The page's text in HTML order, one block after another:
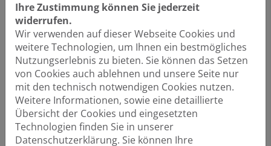
Qualität vom Fachmann
Wir verbauen ausschließlich Markenprodukte
führender Hersteller. Sie profitieren von
umfassenden Service- und Garantieleistungen und
wir kümmern uns um einen regelmäßigen Service
und Wartung.
Ihre Zustimmung können Sie jederzeit
widerrufen.
Wir verwenden auf dieser Webseite Cookies und
weitere Technologien, um Ihnen ein bestmögliches
Nutzungserlebnis zu bieten. Sie können das Setzen
von Cookies auch ablehnen und unsere Seite nur
mit den technisch notwendigen Cookies nutzen.
Weitere Informationen, sowie eine detaillierte
Übersicht der Cookies und eingesetzten
Technologien finden Sie in unserer
Datenschutzerklärung. Sie können Ihre